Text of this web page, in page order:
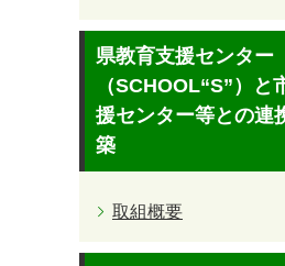
県教育支援センター
（SCHOOL“S”）と
援センター等との連
築
取組概要